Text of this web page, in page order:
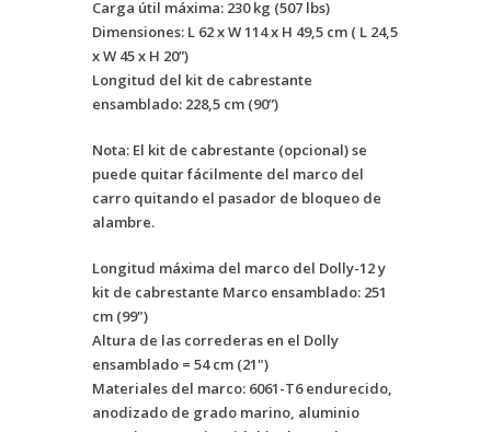
Carga útil máxima: 230 kg (507 lbs)
Dimensiones: L 62 x W 114 x H 49,5 cm ( L 24,5
x W 45 x H 20”)
Longitud del kit de cabrestante
ensamblado: 228,5 cm (90”)
Nota: El kit de cabrestante (opcional) se
puede quitar fácilmente del marco del
carro quitando el pasador de bloqueo de
alambre.
Longitud máxima del marco del Dolly-12 y
kit de cabrestante Marco ensamblado: 251
cm (99")
Altura de las correderas en el Dolly
ensamblado = 54 cm (21")
Materiales del marco: 6061-T6 endurecido,
anodizado de grado marino, aluminio